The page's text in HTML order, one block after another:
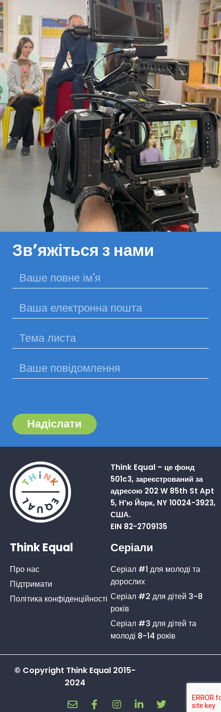
Зв’яжіться з нами
Надіслати
Think Equal – це фонд
501c3, зареєстрований за
адресою 202 W 85th St Apt
5, Н’ю Йорк, NY 10024-3923,
США.
EIN 82-2709135
Think Equal
Про нас
Підтримати
Політика конфіденційності
Серіали
Серіал #1 для молоді та
дорослих
Серіал #2 для дітей 3-8
років
Серіал #3 для дітей та
молоді 8-14 років
© Copyright Think Equal 2015-
2024